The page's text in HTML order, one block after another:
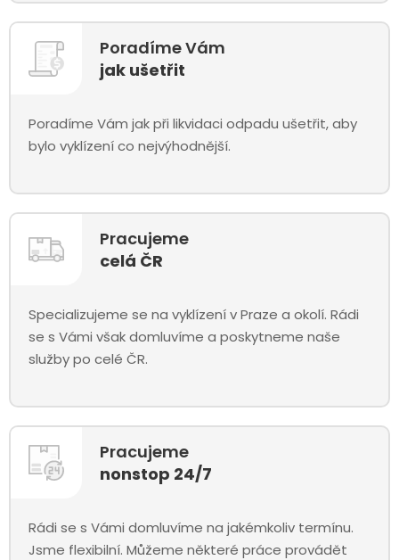
Poradíme Vám
jak ušetřit
Poradíme Vám jak při likvidaci odpadu ušetřit, aby
bylo vyklízení co nejvýhodnější.
Pracujeme
celá ČR
Specializujeme se na vyklízení v Praze a okolí. Rádi
se s Vámi však domluvíme a poskytneme naše
služby po celé ČR.
Pracujeme
nonstop 24/7
Rádi se s Vámi domluvíme na jakémkoliv termínu.
Jsme flexibilní. Můžeme některé práce provádět